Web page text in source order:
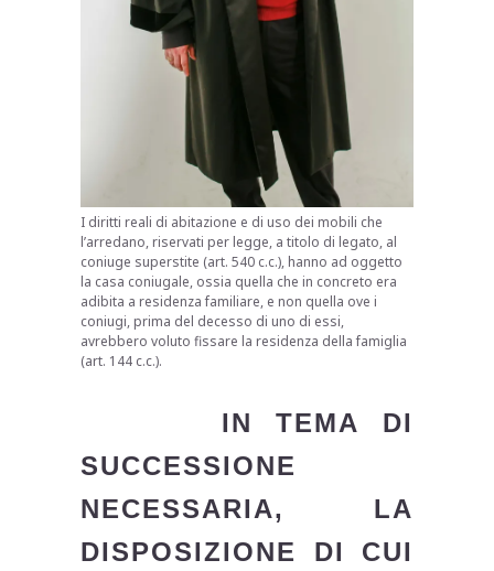
I diritti reali di abitazione e di uso dei mobili che
l’arredano, riservati per legge, a titolo di legato, al
coniuge superstite (art. 540 c.c.), hanno ad oggetto
la casa coniugale, ossia quella che in concreto era
adibita a residenza familiare, e non quella ove i
coniugi, prima del decesso di uno di essi,
avrebbero voluto fissare la residenza della famiglia
(art. 144 c.c.).
IN TEMA DI
SUCCESSIONE
NECESSARIA, LA
DISPOSIZIONE DI CUI